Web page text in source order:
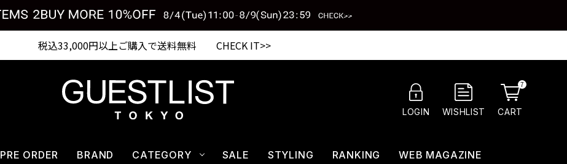
税込33,000円以上ご購入で送料無料 CHECK IT>>
LOGIN WISHLIST CART
7
PRE ORDER BRAND CATEGORY SALE STYLING RANKING WEB MAGAZINE